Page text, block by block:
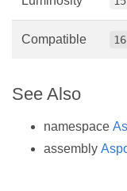
Compatible 16
See Also
namespace
assembly